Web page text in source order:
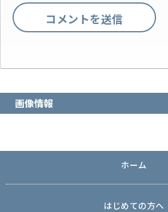
画像情報
ホーム
はじめての方へ